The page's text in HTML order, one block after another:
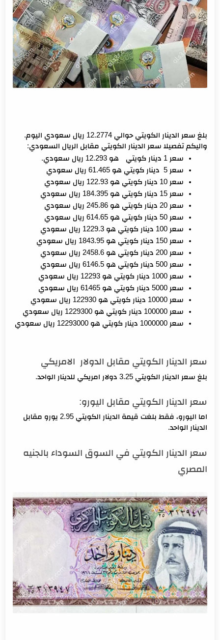
بلغ سعر الدينار الكويتي حوالي 12.2774 ريال سعودي اليوم.
واليكم تفصيلا سعر الدينار الكويتي مقابل الريال السعودي:
سعر 1 دينار كويتي
هو 12.293 ريال سعودي.
سعر 5  دينار كويتي هو 61.465 ريال سعودي
سعر 10 دينار كويتي هو 122.93 ريال سعودي
سعر 15 دينار كويتي هو 184.395 ريال سعودي
سعر 20 دينار كويتي هو 245.86 ريال سعودي
سعر 50 دينار كويتي هو 614.65 ريال سعودي
سعر 100 دينار كويتي هو 1229.3 ريال سعودي
سعر 150 دينار كويتي هو 1843.95 ريال سعودي
سعر 200 دينار كويتي هو 2458.6 ريال سعودي
سعر 500 دينار كويتي هو 6146.5 ريال سعودي
سعر 1000 دينار كويتي هو 12293 ريال سعودي
سعر 5000 دينار كويتي هو 61465 ريال سعودي
سعر 10000 دينار كويتي هو 122930 ريال سعودي
سعر 100000 دينار كويتي هو 1229300 ريال سعودي
سعر 1000000 دينار كويتي هو 12293000 ريال سعودي
سعر الدينار الكويتي مقابل الدولار الامريكي
بلغ سعر الدينار الكويتي 3.25 دولار امريكي للدينار الواحد.
سعر الدينار الكويتي مقابل اليورو:
اما اليورو، فقط بلغت قيمة الدينار الكويتي 2.95 يورو مقابل
الدينار الواحد.
سعر الدينار الكويتي في السوق السوداء بالجنيه
المصري